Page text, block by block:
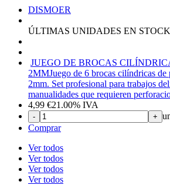
DISMOER
ÚLTIMAS UNIDADES EN STOCK
JUEGO DE BROCAS
2MMJuego de 6 brocas cilíndricas
2mm. Set profesional para trabajos
manualidades que requieren
4,99 €21.00% IVA
- +
Comprar
Ver todos
Ver todos
Ver todos
Ver todos